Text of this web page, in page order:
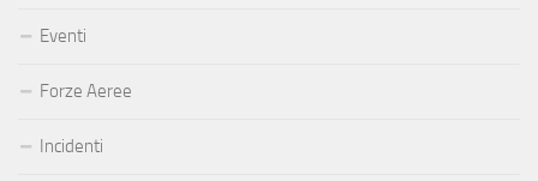
Eventi
Forze Aeree
Incidenti